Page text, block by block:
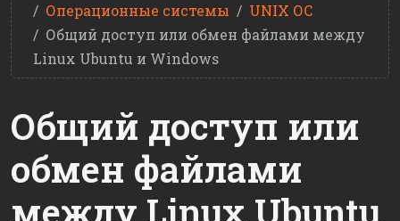
Операционные системы
UNIX ОС
Общий доступ или обмен файлами между
Linux Ubuntu и Windows
Общий доступ или
обмен файлами